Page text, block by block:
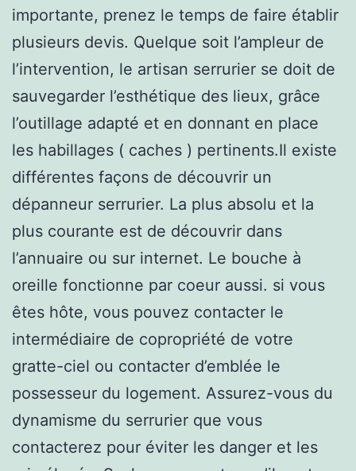
importante, prenez le temps de faire établir
plusieurs devis. Quelque soit l’ampleur de
l’intervention, le artisan serrurier se doit de
sauvegarder l’esthétique des lieux, grâce
l’outillage adapté et en donnant en place
les habillages ( caches ) pertinents.Il existe
différentes façons de découvrir un
dépanneur serrurier. La plus absolu et la
plus courante est de découvrir dans
l’annuaire ou sur internet. Le bouche à
oreille fonctionne par coeur aussi. si vous
êtes hôte, vous pouvez contacter le
intermédiaire de copropriété de votre
gratte-ciel ou contacter d’emblée le
possesseur du logement. Assurez-vous du
dynamisme du serrurier que vous
contacterez pour éviter les danger et les